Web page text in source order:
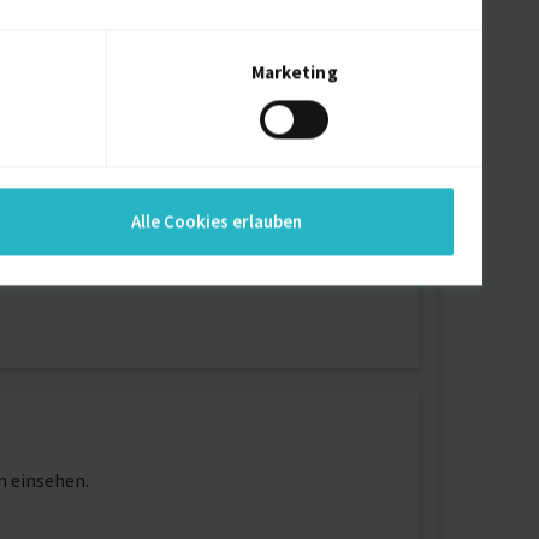
Marketing
Alle Cookies erlauben
und 10 Monate (seit 10/2018)
einsehen.